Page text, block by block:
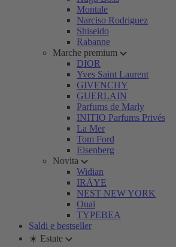
Montale
Narciso Rodriguez
Shiseido
Rabanne
Marche premium
DIOR
Yves Saint Laurent
GIVENCHY
GUERLAIN
Parfums de Marly
INITIO Parfums Privés
La Mer
Tom Ford
Eisenberg
Novita
Widian
IRÄYE
NEST NEW YORK
Ouai
TYPEBEA
Saldi e bestseller
☀️ Estate